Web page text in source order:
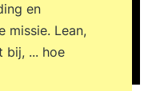
van een
behoefte aan
en
missie. Lean,
bij, ... hoe